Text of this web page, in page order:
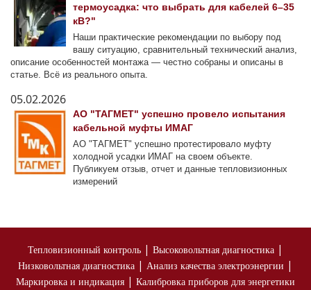
термоусадка: что выбрать для кабелей 6–35
кВ?"
Наши практические рекомендации по выбору под
вашу ситуацию, сравнительный технический анализ,
описание особенностей монтажа — честно собраны и описаны в
статье. Всё из реального опыта.
05.02.2026
АО "ТАГМЕТ" успешно провело испытания
кабельной муфты ИМАГ
АО "ТАГМЕТ" успешно протестировало муфту
холодной усадки ИМАГ на своем объекте.
Публикуем отзыв, отчет и данные тепловизионных
измерений
Тепловизионный контроль | Высоковольтная диагностика |
Низковольтная диагностика | Анализ качества электроэнергии |
Маркировка и индикация | Калибровка приборов для энергетики